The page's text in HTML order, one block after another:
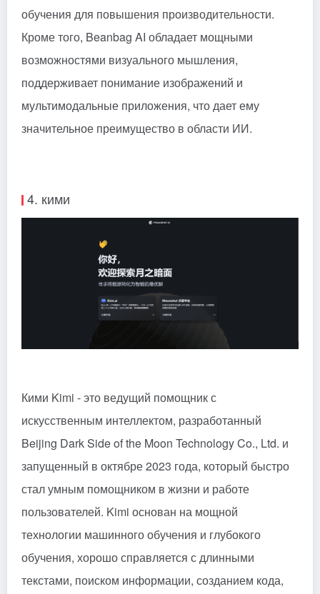
обучения для повышения производительности.
Кроме того, Beanbag AI обладает мощными
возможностями визуального мышления,
поддерживает понимание изображений и
мультимодальные приложения, что дает ему
значительное преимущество в области ИИ.
4. кими
Кими Kimi - это ведущий помощник с
искусственным интеллектом, разработанный
Beijing Dark Side of the Moon Technology Co., Ltd. и
запущенный в октябре 2023 года, который быстро
стал умным помощником в жизни и работе
пользователей. Kimi основан на мощной
технологии машинного обучения и глубокого
обучения, хорошо справляется с длинными
текстами, поиском информации, созданием кода,